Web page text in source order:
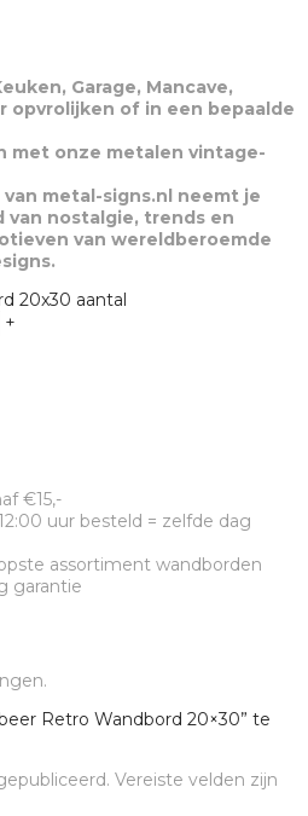
Garage, Mancave,
opvrolijken of in een bepaalde
met onze metalen vintage-
metal-signs.nl neemt je
van nostalgie, trends en
van wereldberoemde
20x30 aantal
+
€15,-
uur besteld = zelfde dag
assortiment wandborden
garantie
Retro Wandbord 20×30” te
Vereiste velden zijn